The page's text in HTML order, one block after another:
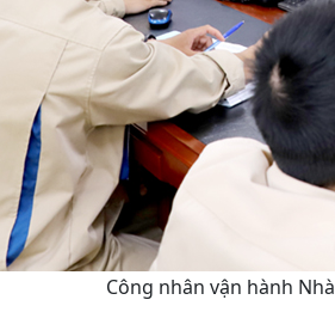
Công nhân vận hành